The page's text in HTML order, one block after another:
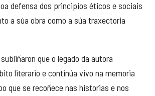
defensa dos principios éticos e sociais
a súa obra como a súa traxectoria
que o legado da autora
literario e continúa vivo na memoria
que se recoñece nas historias e nos